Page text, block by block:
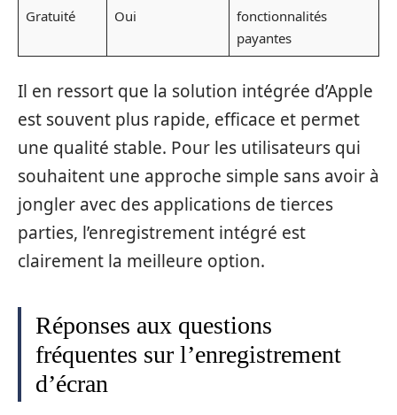
Gratuité Oui
fonctionnalités
payantes
Il en ressort que la solution intégrée d’Apple
est souvent plus rapide, efficace et permet
une qualité stable. Pour les utilisateurs qui
souhaitent une approche simple sans avoir à
jongler avec des applications de tierces
parties, l’enregistrement intégré est
clairement la meilleure option.
Réponses aux questions
fréquentes sur l’enregistrement
d’écran